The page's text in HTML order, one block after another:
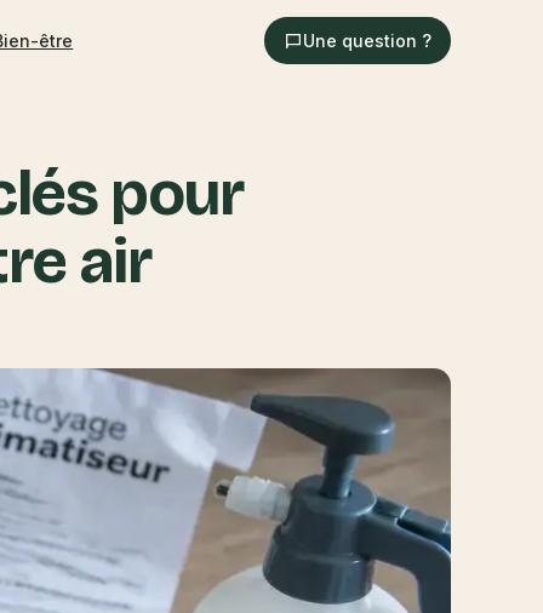
être Une question ?
pour
air